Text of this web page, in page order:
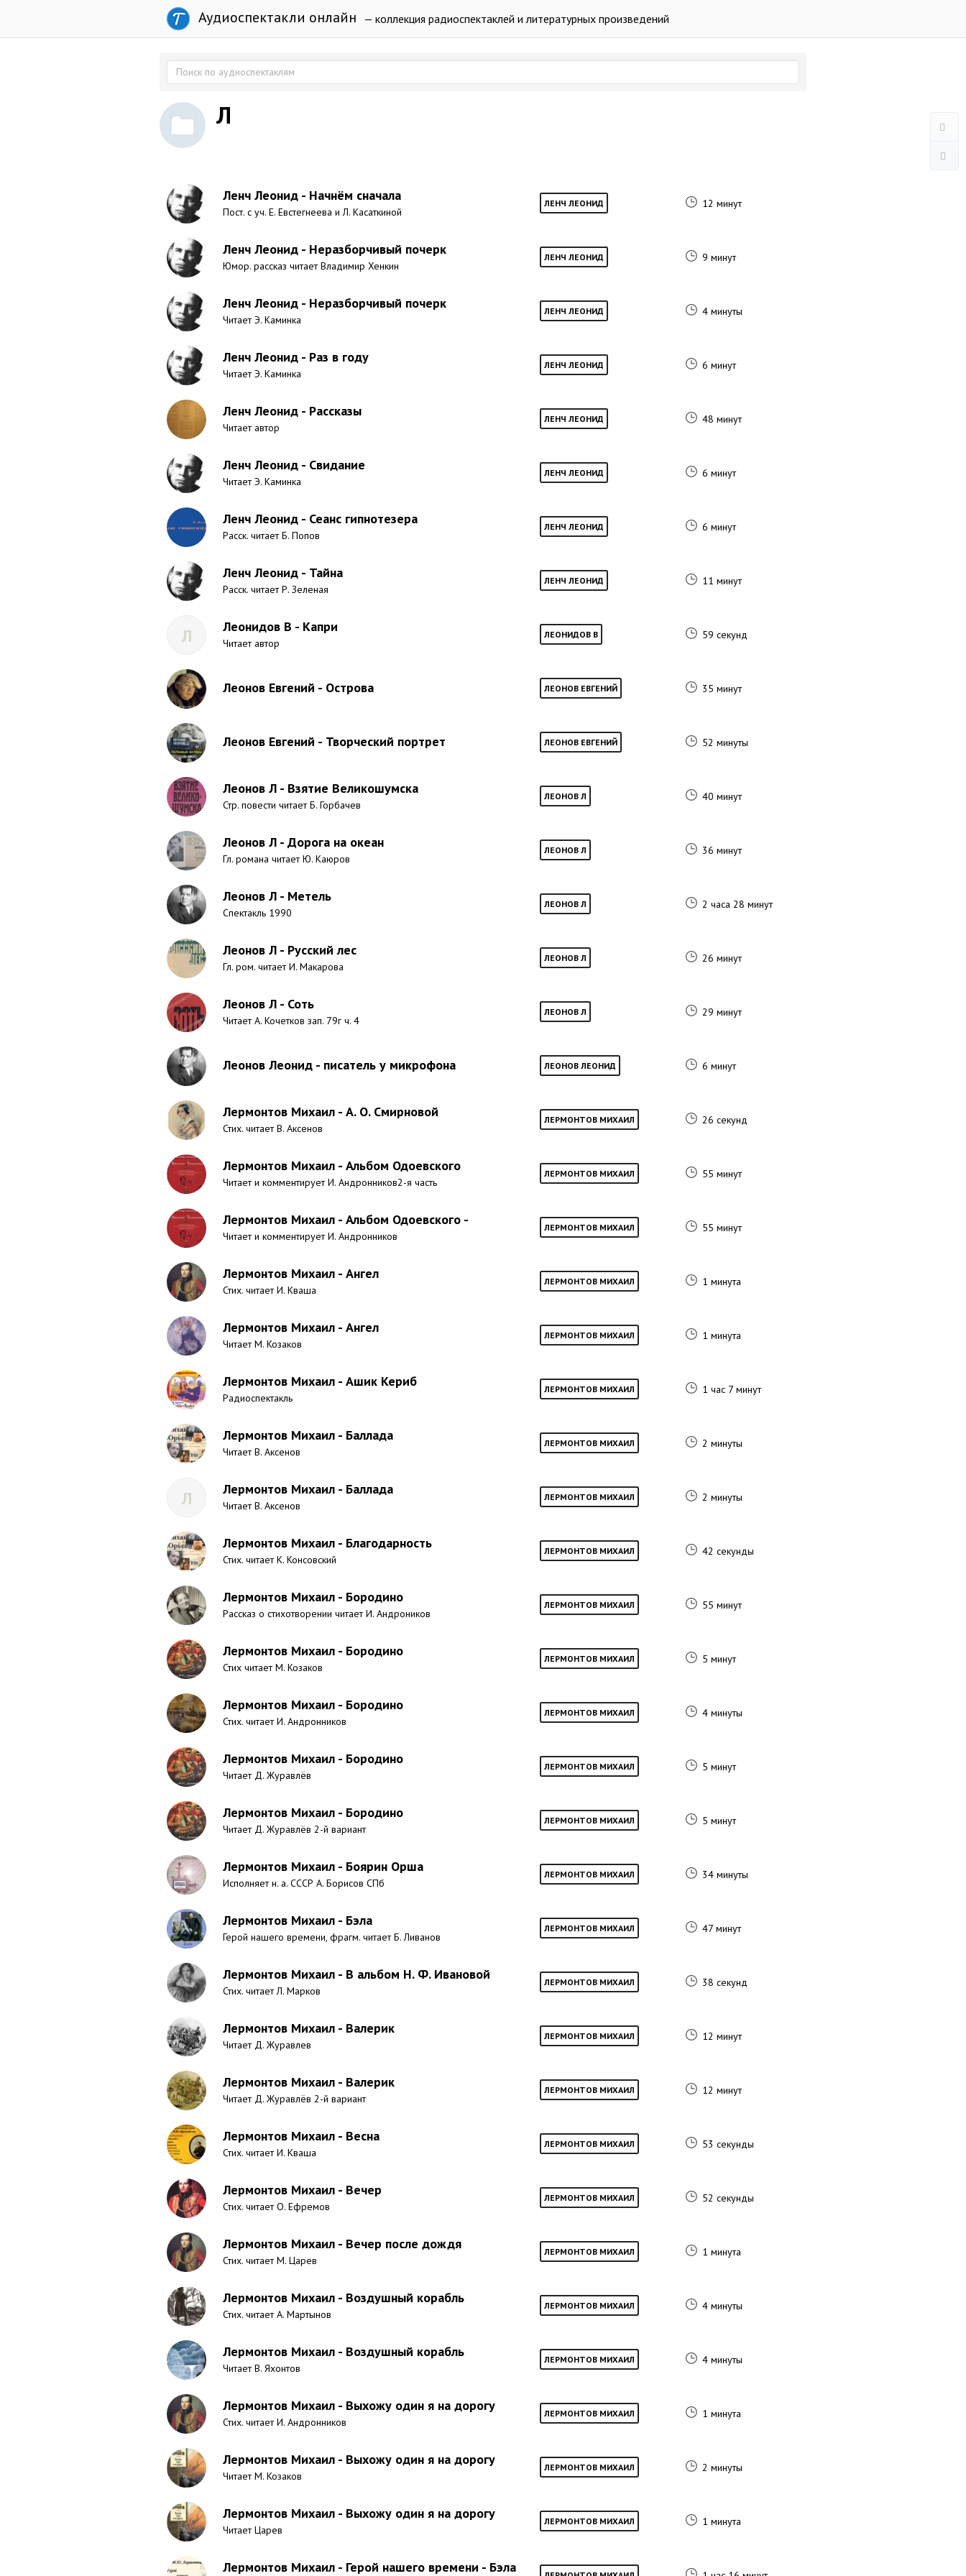
Аудиоспектакли онлайн — коллекция радиоспектаклей и литературных произведений
Л
Ленч Леонид - Начнём сначала
Пост. с уч. Е. Евстегнеева и Л. Касаткиной
ЛЕНЧ ЛЕОНИД 12 минут
Ленч Леонид - Неразборчивый почерк
Юмор. рассказ читает Владимир Хенкин
ЛЕНЧ ЛЕОНИД 9 минут
Ленч Леонид - Неразборчивый почерк
Читает Э. Каминка
ЛЕНЧ ЛЕОНИД 4 минуты
Ленч Леонид - Раз в году
Читает Э. Каминка
ЛЕНЧ ЛЕОНИД 6 минут
Ленч Леонид - Рассказы
Читает автор
ЛЕНЧ ЛЕОНИД 48 минут
Ленч Леонид - Свидание
Читает Э. Каминка
ЛЕНЧ ЛЕОНИД 6 минут
Ленч Леонид - Сеанс гипнотезера
Расск. читает Б. Попов
ЛЕНЧ ЛЕОНИД 6 минут
Ленч Леонид - Тайна
Расск. читает Р. Зеленая
ЛЕНЧ ЛЕОНИД 11 минут
Л Леонидов В - Капри
Читает автор
ЛЕОНИДОВ В 59 секунд
Леонов Евгений - Острова ЛЕОНОВ ЕВГЕНИЙ 35 минут
Леонов Евгений - Творческий портрет ЛЕОНОВ ЕВГЕНИЙ 52 минуты
Леонов Л - Взятие Великошумска
Стр. повести читает Б. Горбачев
ЛЕОНОВ Л 40 минут
Леонов Л - Дорога на океан
Гл. романа читает Ю. Каюров
ЛЕОНОВ Л 36 минут
Леонов Л - Метель
Спектакль 1990
ЛЕОНОВ Л 2 часа 28 минут
Леонов Л - Русский лес
Гл. ром. читает И. Макарова
ЛЕОНОВ Л 26 минут
Леонов Л - Соть
Читает А. Кочетков зап. 79г ч. 4
ЛЕОНОВ Л 29 минут
Леонов Леонид - писатель у микрофона ЛЕОНОВ ЛЕОНИД 6 минут
Лермонтов Михаил - А. О. Смирновой
Стих. читает В. Аксенов
ЛЕРМОНТОВ МИХАИЛ 26 секунд
Лермонтов Михаил - Альбом Одоевского
Читает и комментирует И. Андронников2-я часть
ЛЕРМОНТОВ МИХАИЛ 55 минут
Лермонтов Михаил - Альбом Одоевского -
Читает и комментирует И. Андронников
ЛЕРМОНТОВ МИХАИЛ 55 минут
Лермонтов Михаил - Ангел
Стих. читает И. Кваша
ЛЕРМОНТОВ МИХАИЛ 1 минута
Лермонтов Михаил - Ангел
Читает М. Козаков
ЛЕРМОНТОВ МИХАИЛ 1 минута
Лермонтов Михаил - Ашик Кериб
Радиоспектакль
ЛЕРМОНТОВ МИХАИЛ 1 час 7 минут
Лермонтов Михаил - Баллада
Читает В. Аксенов
ЛЕРМОНТОВ МИХАИЛ 2 минуты
Л Лермонтов Михаил - Баллада
Читает В. Аксенов
ЛЕРМОНТОВ МИХАИЛ 2 минуты
Лермонтов Михаил - Благодарность
Стих. читает К. Консовский
ЛЕРМОНТОВ МИХАИЛ 42 секунды
Лермонтов Михаил - Бородино
Рассказ о стихотворении читает И. Андроников
ЛЕРМОНТОВ МИХАИЛ 55 минут
Лермонтов Михаил - Бородино
Стих читает М. Козаков
ЛЕРМОНТОВ МИХАИЛ 5 минут
Лермонтов Михаил - Бородино
Стих. читает И. Андронников
ЛЕРМОНТОВ МИХАИЛ 4 минуты
Лермонтов Михаил - Бородино
Читает Д. Журавлёв
ЛЕРМОНТОВ МИХАИЛ 5 минут
Лермонтов Михаил - Бородино
Читает Д. Журавлёв 2-й вариант
ЛЕРМОНТОВ МИХАИЛ 5 минут
Лермонтов Михаил - Боярин Орша
Исполняет н. а. СССР А. Борисов СПб
ЛЕРМОНТОВ МИХАИЛ 34 минуты
Лермонтов Михаил - Бэла
Герой нашего времени, фрагм. читает Б. Ливанов
ЛЕРМОНТОВ МИХАИЛ 47 минут
Лермонтов Михаил - В альбом Н. Ф. Ивановой
Стих. читает Л. Марков
ЛЕРМОНТОВ МИХАИЛ 38 секунд
Лермонтов Михаил - Валерик
Читает Д. Журавлев
ЛЕРМОНТОВ МИХАИЛ 12 минут
Лермонтов Михаил - Валерик
Читает Д. Журавлёв 2-й вариант
ЛЕРМОНТОВ МИХАИЛ 12 минут
Лермонтов Михаил - Весна
Стих. читает И. Кваша
ЛЕРМОНТОВ МИХАИЛ 53 секунды
Лермонтов Михаил - Вечер
Стих. читает О. Ефремов
ЛЕРМОНТОВ МИХАИЛ 52 секунды
Лермонтов Михаил - Вечер после дождя
Стих. читает М. Царев
ЛЕРМОНТОВ МИХАИЛ 1 минута
Лермонтов Михаил - Воздушный корабль
Стих. читает А. Мартынов
ЛЕРМОНТОВ МИХАИЛ 4 минуты
Лермонтов Михаил - Воздушный корабль
Читает В. Яхонтов
ЛЕРМОНТОВ МИХАИЛ 4 минуты
Лермонтов Михаил - Выхожу один я на дорогу
Стих. читает И. Андронников
ЛЕРМОНТОВ МИХАИЛ 1 минута
Лермонтов Михаил - Выхожу один я на дорогу
Читает М. Козаков
ЛЕРМОНТОВ МИХАИЛ 2 минуты
Лермонтов Михаил - Выхожу один я на дорогу
Читает Царев
ЛЕРМОНТОВ МИХАИЛ 1 минута
Лермонтов Михаил - Герой нашего времени - Бэла